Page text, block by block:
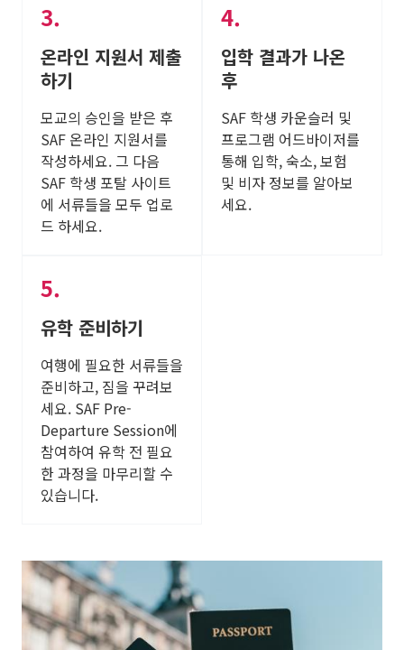
온라인 지원서 제출
하기
모교의 승인을 받은 후
SAF 온라인 지원서를
작성하세요. 그 다음
SAF 학생 포탈 사이트
에 서류들을 모두 업로
드 하세요.
입학 결과가 나온
후
SAF 학생 카운슬러 및
프로그램 어드바이저를
통해 입학, 숙소, 보험
및 비자 정보를 알아보
세요.
유학 준비하기
여행에 필요한 서류들을
준비하고, 짐을 꾸려보
세요. SAF Pre-
Departure Session에
참여하여 유학 전 필요
한 과정을 마무리할 수
있습니다.